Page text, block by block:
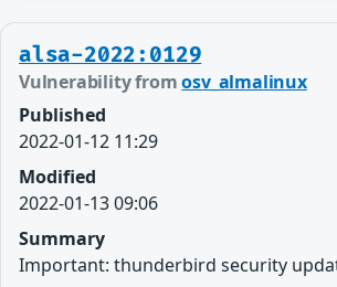
alsa-2022:0129
Vulnerability fromosv_almalinux
Published
2022-01-12 11:29
Modified
2022-01-13 09:06
Summary
Important: thunderbird security